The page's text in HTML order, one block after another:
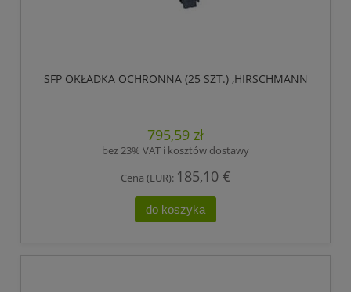
SFP OKŁADKA OCHRONNA (25 SZT.) ,HIRSCHMANN
795,59 zł
bez 23% VAT i kosztów dostawy
Cena (EUR): 185,10 €
do koszyka